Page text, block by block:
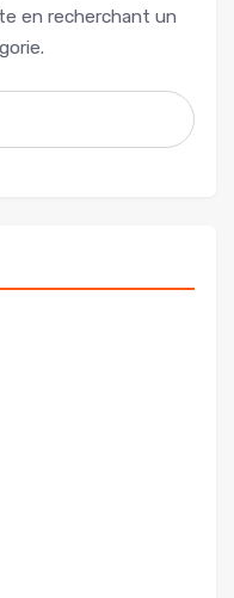
en recherchant un